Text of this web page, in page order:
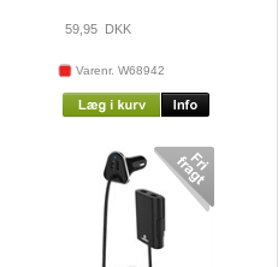
59,95 DKK
Varenr. W68942